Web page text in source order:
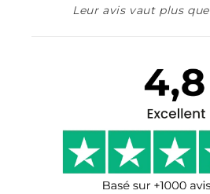
Leur avis vaut plus